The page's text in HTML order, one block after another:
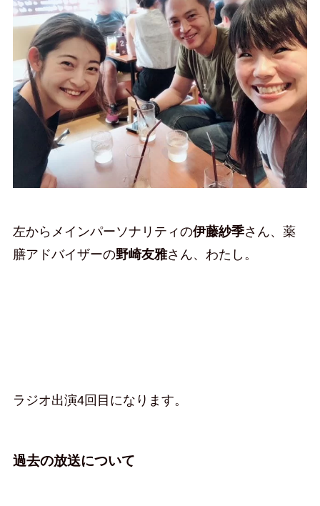
左からメインパーソナリティの伊藤紗季さん、薬
膳アドバイザーの野崎友雅さん、わたし。
ラジオ出演4回目になります。
過去の放送について